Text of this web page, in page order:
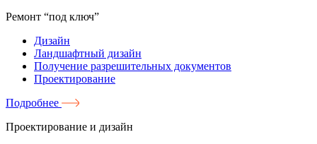
Ремонт “под ключ”
Дизайн
Ландшафтный дизайн
Получение разрешительных документов
Проектирование
Подробнее
Проектирование и дизайн